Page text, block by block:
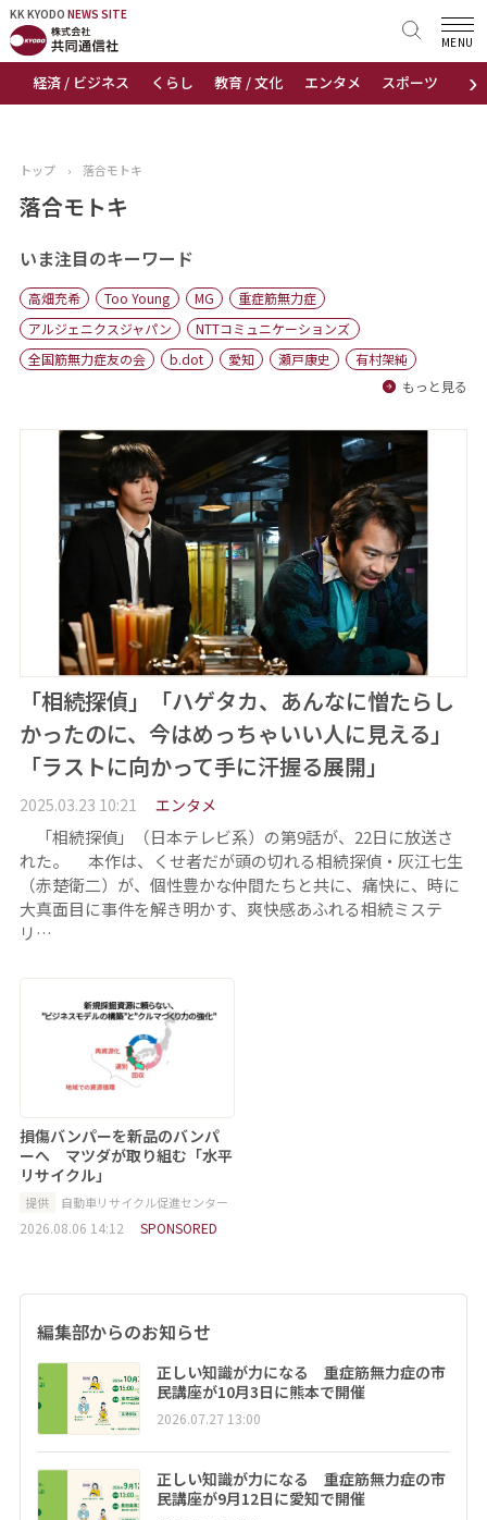
KK KYODO NEWS SITE
›
経済 / ビジネス くらし 教育 / 文化 エンタメ スポーツ 地域
MENU
KK KYODONEWS SITE
トップページ
ニュース
おすすめコンテンツ
出版物
会社概要
トップ › 落合モトキ
落合モトキ
いま注目のキーワード
高畑充希 Too Young MG
重症筋無力症
アルジェニクスジャパン
NTTコミュニケーションズ
全国筋無力症友の会
b.dot 愛知 瀬戸康史
有村架純
もっと見る
「相続探偵」「ハゲタカ、あんなに憎たらし
かったのに、今はめっちゃいい人に見える」
「ラストに向かって手に汗握る展開」
2025.03.23 10:21 エンタメ
「相続探偵」（日本テレビ系）の第9話が、22日に放送さ
れた。 本作は、くせ者だが頭の切れる相続探偵・灰江七生
（赤楚衛二）が、個性豊かな仲間たちと共に、痛快に、時に
大真面目に事件を解き明かす、爽快感あふれる相続ミステ
リ…
損傷バンパーを新品のバンパ
ーへ マツダが取り組む「水平
リサイクル」
提供 自動車リサイクル促進センター
2026.08.06 14:12 SPONSORED
編集部からのお知らせ
正しい知識が力になる 重症筋無力症の市
民講座が10月3日に熊本で開催
2026.07.27 13:00
正しい知識が力になる 重症筋無力症の市
民講座が9月12日に愛知で開催